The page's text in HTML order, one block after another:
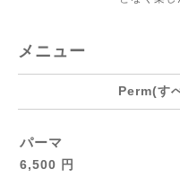
メニュー
Perm(す
パーマ
6,500 円